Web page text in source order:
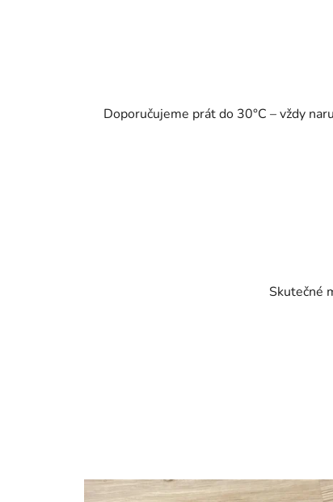
Doporučujeme prát do 30°C – vždy
Skutečné